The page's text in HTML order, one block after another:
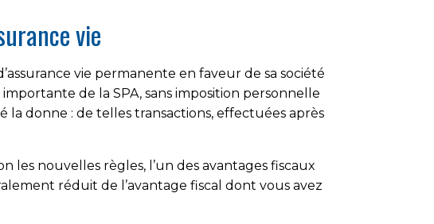
vie
vie permanente en faveur de sa société
de la SPA, sans imposition personnelle
donne : de telles transactions, effectuées après
les nouvelles règles, l’un des avantages fiscaux
réduit de l’avantage fiscal dont vous avez